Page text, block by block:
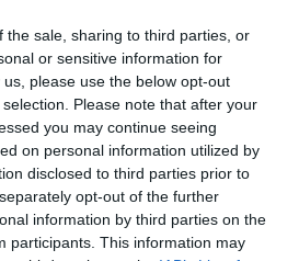
the sale, sharing to third parties, or
or sensitive information for
please use the below opt-out
Please note that after your
you may continue seeing
on personal information utilized by
disclosed to third parties prior to
opt-out of the further
information by third parties on the
participants. This information may